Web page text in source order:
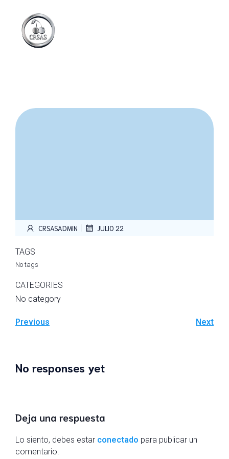
CRSASADMIN JULIO 22
TAGS
No tags
CATEGORIES
No category
Previous Next
No responses yet
Deja una respuesta
Lo siento, debes estar conectado para publicar un
comentario.